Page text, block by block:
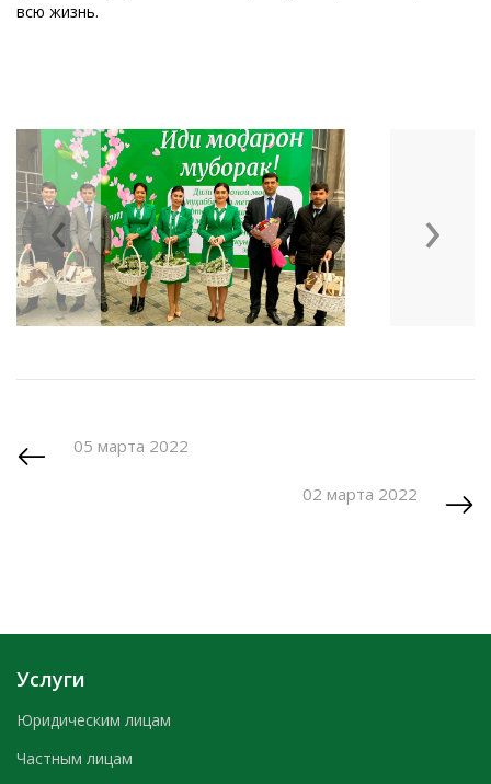
всю жизнь.
‹ ›
05 марта 2022
02 марта 2022
Услуги
Юридическим лицам
Частным лицам